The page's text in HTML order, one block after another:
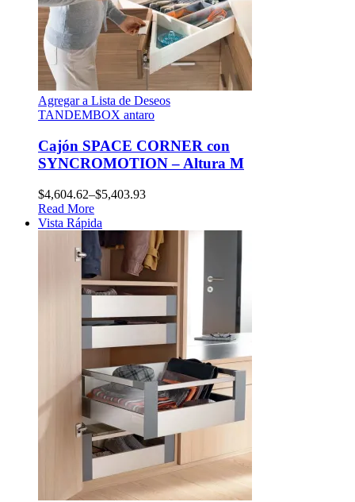
Agregar a Lista de Deseos
TANDEMBOX antaro
Cajón SPACE CORNER con
SYNCROMOTION – Altura M
$4,604.62–$5,403.93
Read More
Vista Rápida